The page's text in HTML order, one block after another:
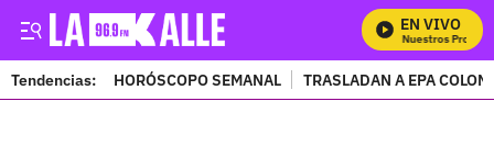
EN VIVO
Mira Todos Nuestros
Tendencias: HORÓSCOPO SEMANAL TRASLADAN A EPA